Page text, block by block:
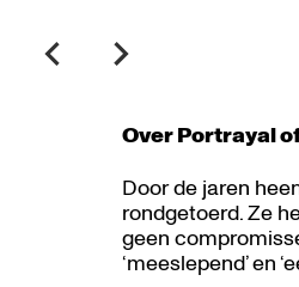
Over Portrayal
Door de jaren
rondgetoerd. Ze
geen
‘meeslepend’ en